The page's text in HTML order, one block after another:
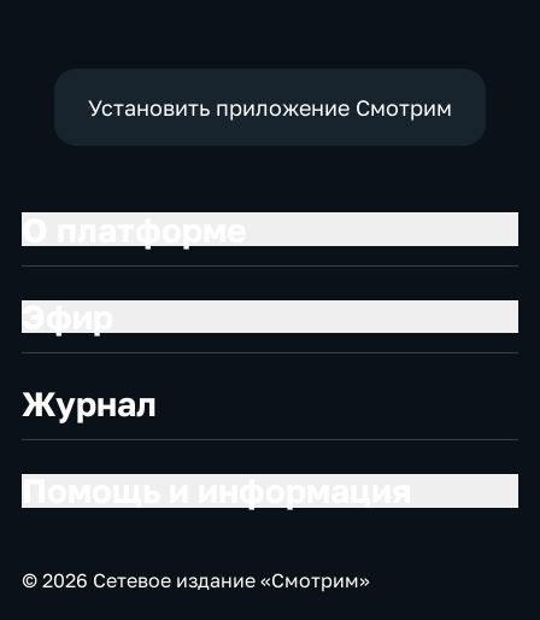
Установить приложение Смотрим
Журнал
© 2026 Сетевое издание «Смотрим»